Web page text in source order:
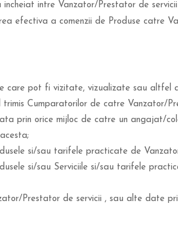
intre Vanzator/Prestator de
efectiva a comenzii de Produse catre
care pot fi vizitate, vizualizate sau altfel
Cumparatorilor de catre Vanzator/
prin orice mijloc de catre un angajat/
si/sau tarifele practicate de
si/sau Serviciile si/sau tarifele
Prestator de servicii , sau alte date